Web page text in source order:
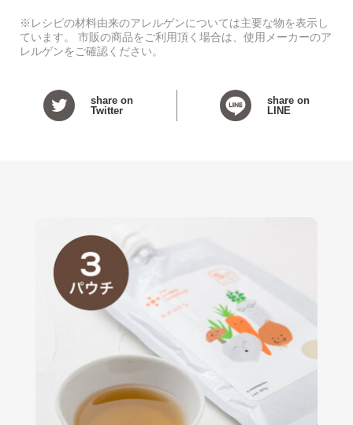
※レシピの材料由来のアレルゲンについては主要な物を表示し
ています。 市販の商品をご利用頂く場合は、使用メーカーのア
レルゲンをご確認ください。
share on
Twitter
share on
LINE